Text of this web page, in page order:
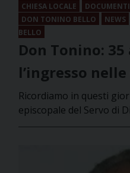
CHIESA LOCALE
DON TONINO BELLO
NEWS
BELLO
Don Tonino:
l’ingresso
Ricordiamo in questi
episcopale del Servo di